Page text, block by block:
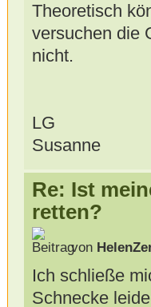
Theoretisch
versuchen die
nicht.
LG
Susanne
Re: Ist
retten?
von
Ich schließe
Schnecke